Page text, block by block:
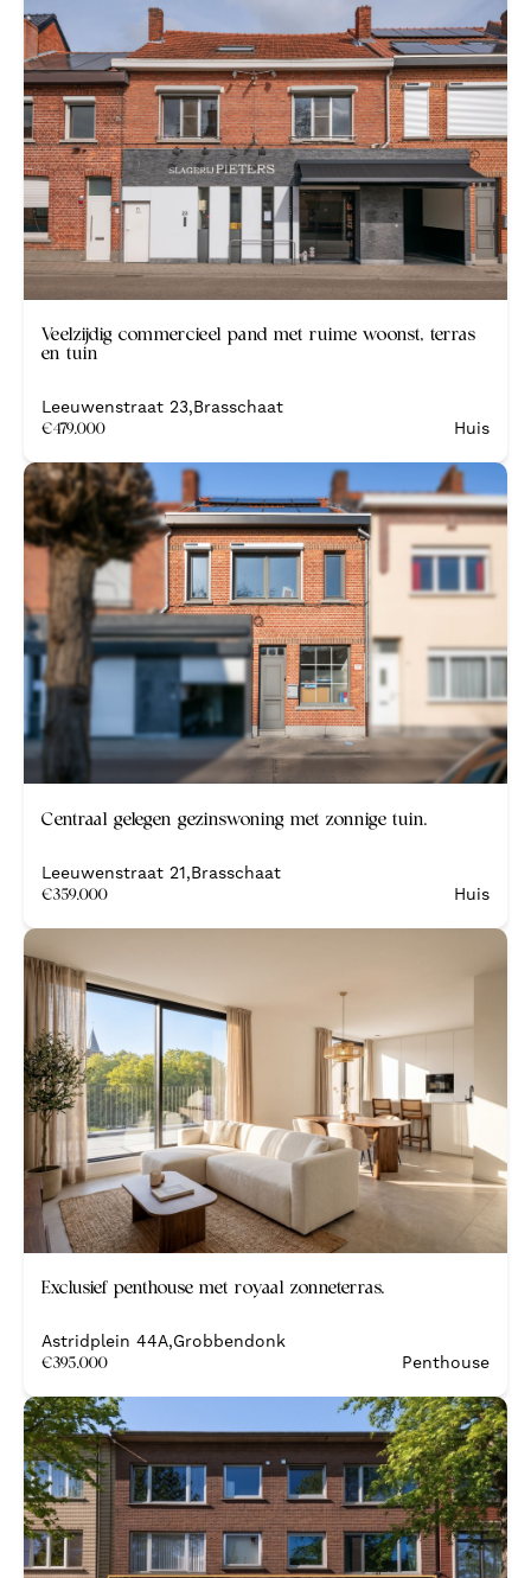
Veelzijdig commercieel pand met ruime woonst, terras
en tuin
Leeuwenstraat 23,Brasschaat
€479.000 Huis
Centraal gelegen gezinswoning met zonnige tuin.
Leeuwenstraat 21,Brasschaat
€359.000 Huis
Nieuwbouw
Exclusief penthouse met royaal zonneterras.
Astridplein 44A,Grobbendonk
€395.000 Penthouse